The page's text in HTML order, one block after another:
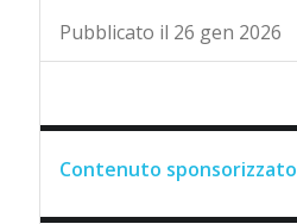
Pubblicato il 26 gen 2026
Contenuto sponsorizzato